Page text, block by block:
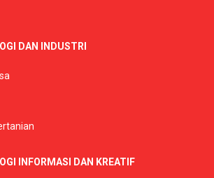
DAN INDUSTRI
INFORMASI DAN KREATIF